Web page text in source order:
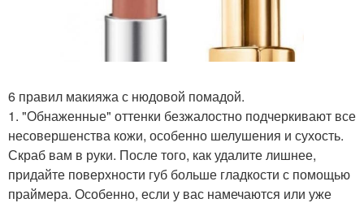
6 правил макияжа с нюдовой помадой.
1. "Обнаженные" оттенки безжалостно подчеркивают все
несовершенства кожи, особенно шелушения и сухость.
Скраб вам в руки. После того, как удалите лишнее,
придайте поверхности губ больше гладкости с помощью
праймера. Особенно, если у вас намечаются или уже